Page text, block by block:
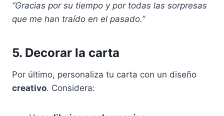
“Gracias por su tiempo y por todas las sorpresas
que me han traído en el pasado.”
5. Decorar la carta
Por último, personaliza tu carta con un diseño
creativo. Considera: